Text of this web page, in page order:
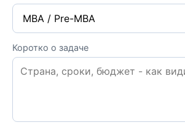
Коротко о задаче